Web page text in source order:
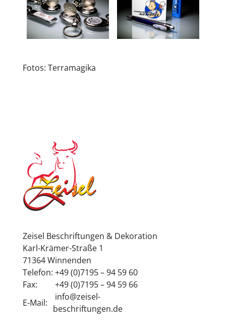
Fotos: Terramagika
Zeisel Beschriftungen & Dekoration
Karl-Krämer-Straße 1
71364 Winnenden
Telefon: +49 (0)7195 – 94 59 60
Fax:
+49 (0)7195 – 94 59 66
E-Mail:
info@zeisel-
beschriftungen.de